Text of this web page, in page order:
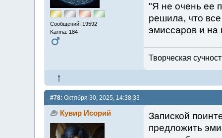
Сообщений: 19592
Karma: 184
"Я не очень ее
решила, что
эмиссаров и на
Творческая
#78: Октября 30, 2025, 14:38:33
Кувир Исорий
Запиской
предложить